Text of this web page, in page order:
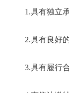
1.具有独立
2.具有良好
3.具有履行